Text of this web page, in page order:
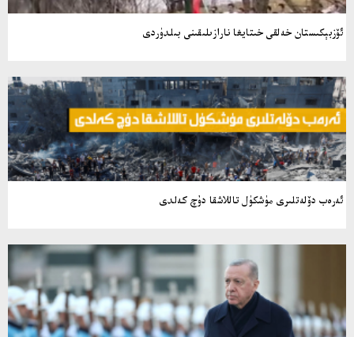
ئۆزبېكىستان خەلقى خىتايغا نارازىلىقىنى بىلدۈردى
ئەرەب دۆلەتلىرى مۈشكۈل تاللاشقا دۇچ كەلدى